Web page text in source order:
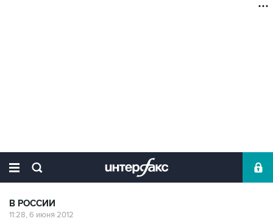
В РОССИИ
11:28, 6 июня 2012